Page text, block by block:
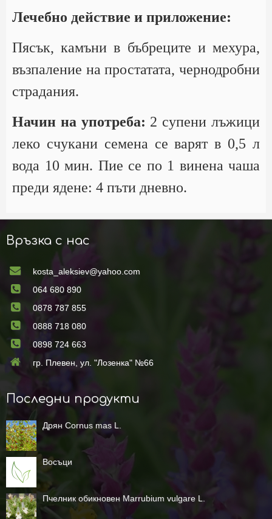
Лечебно действие и приложение:
Пясък, камъни в бъбреците и мехура,
възпаление на простатата, чернодробни
страдания.
Начин на употреба: 2 супени лъжици
леко счукани семена се варят в 0,5 л
вода 10 мин. Пие се по 1 винена чаша
преди ядене: 4 пъти дневно.
Връзка с нас
kosta_aleksiev@yahoo.com
064 680 890
0878 787 855
0888 718 080
0898 724 663
гр. Плевен, ул. "Лозенка" №66
Последни продукти
Дрян Cornus mas L.
Восъци
Пчелник обикновен Marrubium vulgare L.